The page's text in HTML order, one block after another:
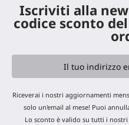
Iscriviti alla
codice sconto
Riceverai i nostri aggiornamenti
solo un'email al mese! Puoi
Lo sconto è valido su tutti i